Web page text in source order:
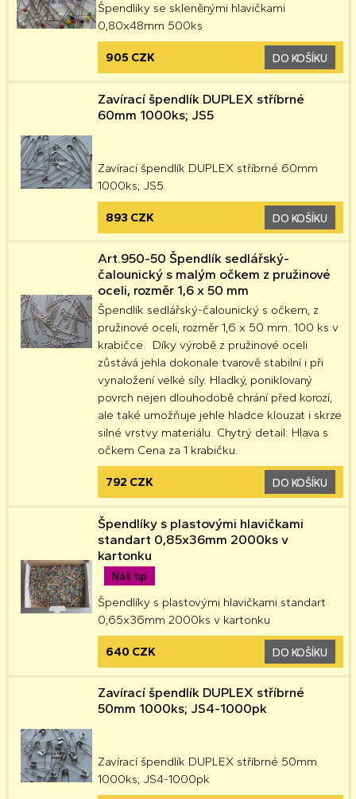
Špendlíky se skleněnými hlavičkami
0,80x48mm 500ks
905 CZK DO KOŠÍKU
Zavírací špendlík DUPLEX stříbrné
60mm 1000ks; JS5
Zavírací špendlík DUPLEX stříbrné 60mm
1000ks; JS5
893 CZK DO KOŠÍKU
Art.950-50 Špendlík sedlářský-
čalounický s malým očkem z pružinové
oceli, rozměr 1,6 x 50 mm
Špendlík sedlářský-čalounický s očkem, z
pružinové oceli, rozměr 1,6 x 50 mm. 100 ks v
krabičce. Díky výrobě z pružinové oceli
zůstává jehla dokonale tvarově stabilní i při
vynaložení velké síly. Hladký, poniklovaný
povrch nejen dlouhodobě chrání před korozí,
ale také umožňuje jehle hladce klouzat i skrze
silné vrstvy materiálu. Chytrý detail: Hlava s
očkem Cena za 1 krabičku.
792 CZK DO KOŠÍKU
Náš tip
Špendlíky s plastovými hlavičkami
standart 0,85x36mm 2000ks v
kartonku
Špendlíky s plastovými hlavičkami standart
0,65x36mm 2000ks v kartonku
640 CZK DO KOŠÍKU
Zavírací špendlík DUPLEX stříbrné
50mm 1000ks; JS4-1000pk
Zavírací špendlík DUPLEX stříbrné 50mm
1000ks; JS4-1000pk